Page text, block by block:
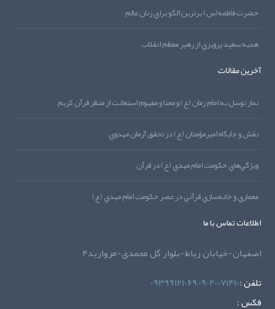
حضرت فاطمه(س) برترين الگو براي زنان عالم
هديه‌‌ سعيد پرويزي از رهبر معظم انقلاب
آخرین مقالات
نماز توسل به امام زمان (ع) و معنا و مفهوم استعانت از منظر قرآن کريم
نقش و جايگاه اميرمؤمنان (ع) در تحقق آرمان مهدوي
ويژگي‌هاي حکومت امام مهدي (ع) در قرآن
معماري و خانه‌سازي قرآني در عصر حکومت امام مهدي (ع)
اطلاعات تماس با ما
اصفهان-خیابان رباط-بلوار گل محمدی-مروارید4
تلفن :09399121069,09020071410
فکس :